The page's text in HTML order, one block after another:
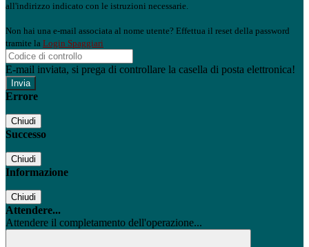
all'indirizzo indicato con le istruzioni necessarie.
Non hai una e-mail associata al nome utente? Effettua il reset della password
tramite la Login Spaggiari
E-mail inviata, si prega di controllare la casella di posta elettronica!
Errore
Chiudi
Successo
Chiudi
Informazione
Chiudi
Attendere...
Attendere il completamento dell'operazione...